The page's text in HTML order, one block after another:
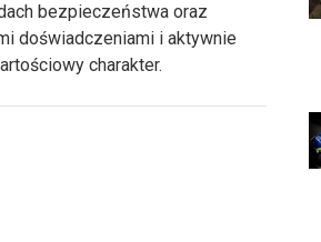
bezpieczeństwa oraz
doświadczeniami i aktywnie
charakter.